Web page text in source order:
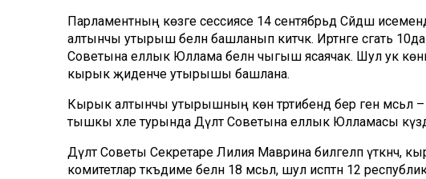
Парламентның көзге сессиясе 14 сентябрьдә Сәйдәш
алтынчы утырыш белән башланып китәчәк. Иртәнге сәгать
Советына еллык Юллама белән чыгыш ясаячак. Шул ук
кырык җиденче утырышы башлана.
Кырык алтынчы утырышның көн тәртибендә бер генә мәсьәлә
тышкы хәле турында Дәүләт Советына еллык Юлламасы
Дәүләт Советы Секретаре Лилия Маврина билгеләп
комитетлар тәкъдиме белән 18 мәсьәлә, шул исәптән 12